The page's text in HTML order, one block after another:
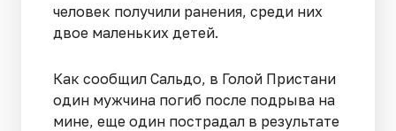
человек получили ранения, среди них
двое маленьких детей.
Как сообщил Сальдо, в Голой Пристани
один мужчина погиб после подрыва на
мине, еще один пострадал в результате